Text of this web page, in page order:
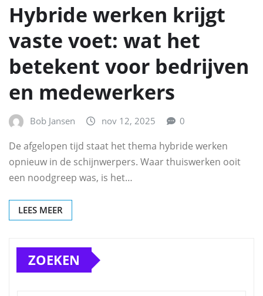
Hybride werken krijgt
vaste voet: wat het
betekent voor bedrijven
en medewerkers
Bob Jansen nov 12, 2025 0
De afgelopen tijd staat het thema hybride werken
opnieuw in de schijnwerpers. Waar thuiswerken ooit
een noodgreep was, is het…
LEES MEER
ZOEKEN